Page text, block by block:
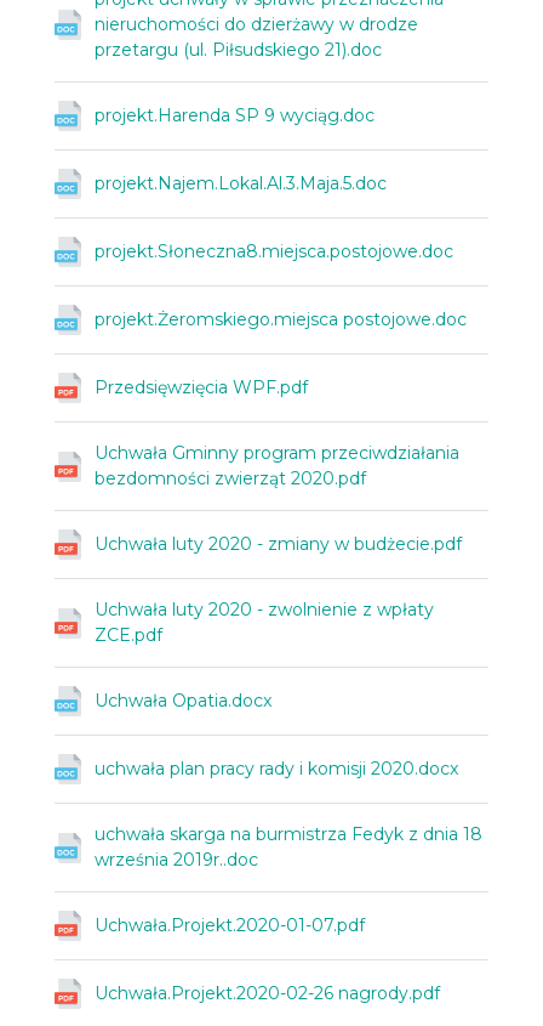
nieruchomości do dzierżawy w drodze
przetargu (ul. Piłsudskiego 21).doc
projekt.Harenda SP 9 wyciąg.doc
projekt.Najem.Lokal.Al.3.Maja.5.doc
projekt.Słoneczna8.miejsca.postojowe.doc
projekt.Żeromskiego.miejsca postojowe.doc
Przedsięwzięcia WPF.pdf
Uchwała Gminny program przeciwdziałania
bezdomności zwierząt 2020.pdf
Uchwała luty 2020 - zmiany w budżecie.pdf
Uchwała luty 2020 - zwolnienie z wpłaty
ZCE.pdf
Uchwała Opatia.docx
uchwała plan pracy rady i komisji 2020.docx
uchwała skarga na burmistrza Fedyk z dnia 18
września 2019r..doc
Uchwała.Projekt.2020-01-07.pdf
Uchwała.Projekt.2020-02-26 nagrody.pdf